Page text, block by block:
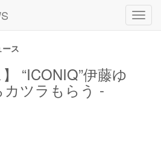
ス
“ICONIQ”伊藤ゆ
ツラもらう -